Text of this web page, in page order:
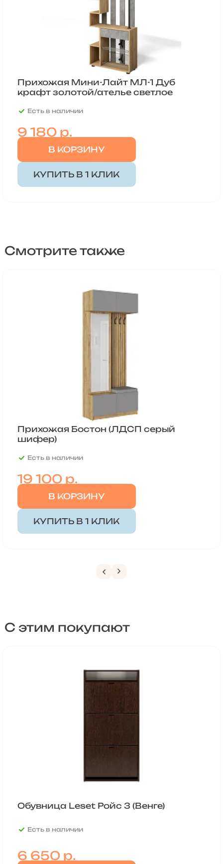
Прихожая Мини-Лайт МЛ-1 Дуб
крафт золотой/ателье светлое
Есть в наличии
9 180 р.
В КОРЗИНУ
КУПИТЬ В 1 КЛИК
Смотрите также
Прихожая Бостон (ЛДСП серый
шифер)
Есть в наличии
19 100р.
В КОРЗИНУ
КУПИТЬ В 1 КЛИК
С этим покупают
Обувница Leset Ройс 3 (Венге)
Есть в наличии
6 650р.